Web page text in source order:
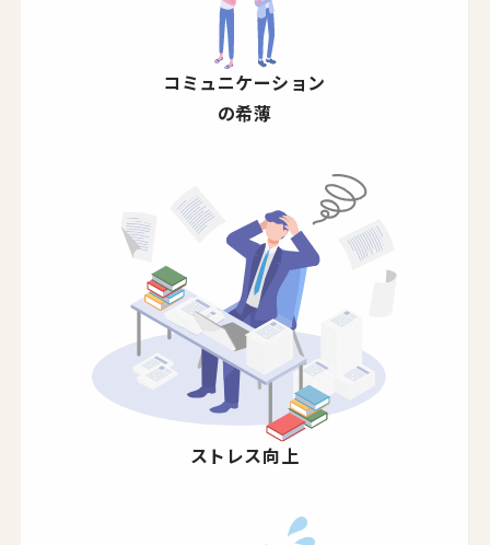
コミュニケーション
の希薄
ストレス向上